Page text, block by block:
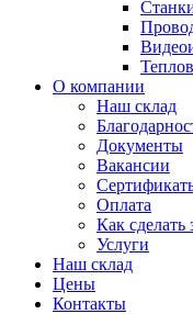
О компании
Наш склад
Документы
Вакансии
Оплата
Как сделать
Услуги
Наш склад
Цены
Контакты